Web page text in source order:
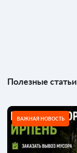
Полезные статьи
ВАЖНАЯ НОВОСТЬ